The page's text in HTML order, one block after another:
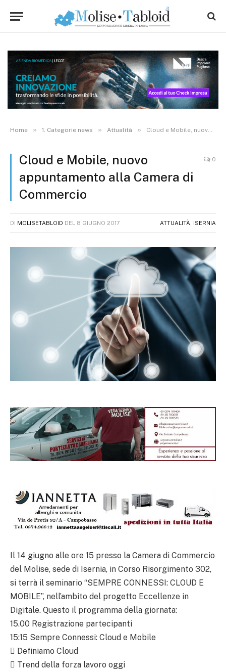
Home » 1. Categorie news » Attualità » Cloud e Mobile, nuovo appuntamento alla Camera di Commercio
Cloud e Mobile, nuovo
appuntamento alla Camera di
Commercio
0
DI MOLISETABLOID DEL 8 GIUGNO 2017 ATTUALITÀ ISERNIA
Il 14 giugno alle ore 15 presso la Camera di Commercio
del Molise, sede di Isernia, in Corso Risorgimento 302,
si terrà il seminario “SEMPRE CONNESSI: CLOUD E
MOBILE”, nell’ambito del progetto Eccellenze in
Digitale. Questo il programma della giornata:
15.00 Registrazione partecipanti
15:15 Sempre Connessi: Cloud e Mobile
 Definiamo Cloud
 Trend della forza lavoro oggi